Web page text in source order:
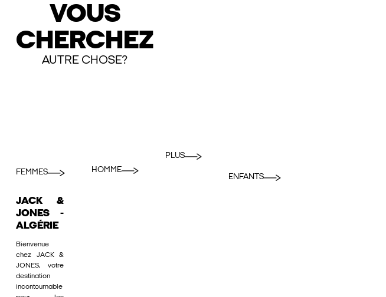
VOUS
CHERCHEZ
AUTRE CHOSE?
FEMMES HOMME
PLUS
ENFANTS
JACK &
JONES -
ALGÉRIE
Bienvenue
chez JACK &
JONES, votre
destination
incontournable